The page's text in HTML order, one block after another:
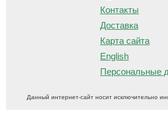
Контакты
Доставка
Карта сайта
English
Персональные
Данный интернет-сайт носит исключительно